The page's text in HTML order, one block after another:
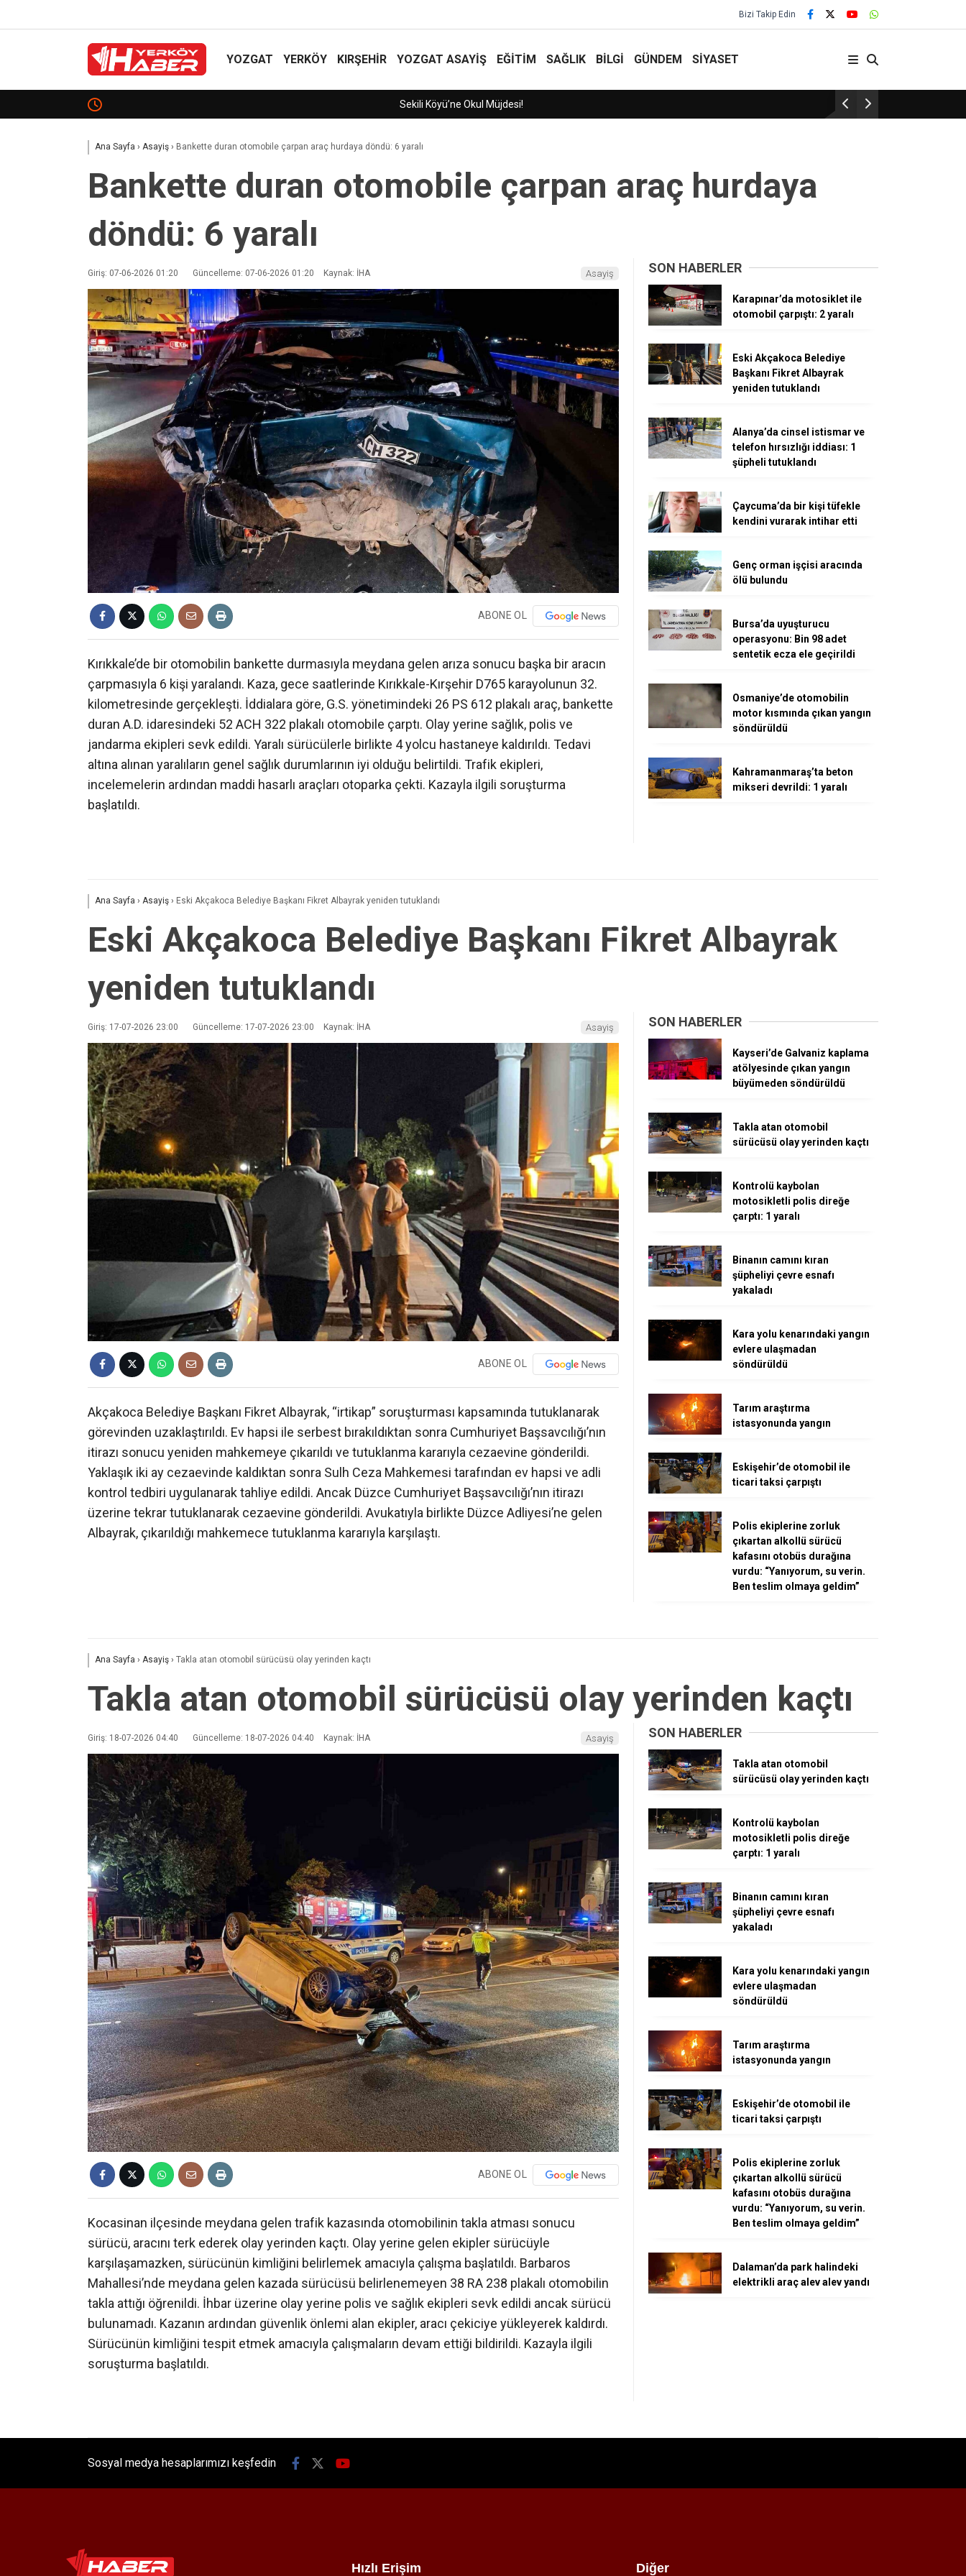
Bizi Takip Edin
YOZGAT YERKÖY KIRŞEHİR YOZGAT ASAYIŞ EĞİTİM SAĞLIK BİLGİ GÜNDEM SİYASET
29 Yıllık Gelenek Sürüyor!
Ana Sayfa › Asayiş › Bankette duran otomobile çarpan araç hurdaya döndü: 6 yaralı
Bankette duran otomobile çarpan araç hurdaya
döndü: 6 yaralı
Giriş: 07-06-2026 01:20 Güncelleme: 07-06-2026 01:20 Kaynak: İHA Asayiş
ABONE OL
Kırıkkale’de bir otomobilin bankette durmasıyla meydana gelen arıza sonucu başka bir aracın
çarpmasıyla 6 kişi yaralandı. Kaza, gece saatlerinde Kırıkkale-Kırşehir D765 karayolunun 32.
kilometresinde gerçekleşti. İddialara göre, G.S. yönetimindeki 26 PS 612 plakalı araç, bankette
duran A.D. idaresindeki 52 ACH 322 plakalı otomobile çarptı. Olay yerine sağlık, polis ve
jandarma ekipleri sevk edildi. Yaralı sürücülerle birlikte 4 yolcu hastaneye kaldırıldı. Tedavi
altına alınan yaralıların genel sağlık durumlarının iyi olduğu belirtildi. Trafik ekipleri,
incelemelerin ardından maddi hasarlı araçları otoparka çekti. Kazayla ilgili soruşturma
başlatıldı.
SON HABERLER
Karapınar’da motosiklet ile
otomobil çarpıştı: 2 yaralı
Eski Akçakoca Belediye
Başkanı Fikret Albayrak
yeniden tutuklandı
Alanya’da cinsel istismar ve
telefon hırsızlığı iddiası: 1
şüpheli tutuklandı
Çaycuma’da bir kişi tüfekle
kendini vurarak intihar etti
Genç orman işçisi aracında
ölü bulundu
Bursa’da uyuşturucu
operasyonu: Bin 98 adet
sentetik ecza ele geçirildi
Osmaniye’de otomobilin
motor kısmında çıkan yangın
söndürüldü
Kahramanmaraş’ta beton
mikseri devrildi: 1 yaralı
Ana Sayfa › Asayiş › Eski Akçakoca Belediye Başkanı Fikret Albayrak yeniden tutuklandı
Eski Akçakoca Belediye Başkanı Fikret Albayrak
yeniden tutuklandı
Giriş: 17-07-2026 23:00 Güncelleme: 17-07-2026 23:00 Kaynak: İHA Asayiş
ABONE OL
Akçakoca Belediye Başkanı Fikret Albayrak, “irtikap” soruşturması kapsamında tutuklanarak
görevinden uzaklaştırıldı. Ev hapsi ile serbest bırakıldıktan sonra Cumhuriyet Başsavcılığı’nın
itirazı sonucu yeniden mahkemeye çıkarıldı ve tutuklanma kararıyla cezaevine gönderildi.
Yaklaşık iki ay cezaevinde kaldıktan sonra Sulh Ceza Mahkemesi tarafından ev hapsi ve adli
kontrol tedbiri uygulanarak tahliye edildi. Ancak Düzce Cumhuriyet Başsavcılığı’nın itirazı
üzerine tekrar tutuklanarak cezaevine gönderildi. Avukatıyla birlikte Düzce Adliyesi’ne gelen
Albayrak, çıkarıldığı mahkemece tutuklanma kararıyla karşılaştı.
SON HABERLER
Kayseri’de Galvaniz kaplama
atölyesinde çıkan yangın
büyümeden söndürüldü
Takla atan otomobil
sürücüsü olay yerinden kaçtı
Kontrolü kaybolan
motosikletli polis direğe
çarptı: 1 yaralı
Binanın camını kıran
şüpheliyi çevre esnafı
yakaladı
Kara yolu kenarındaki yangın
evlere ulaşmadan
söndürüldü
Tarım araştırma
istasyonunda yangın
Eskişehir’de otomobil ile
ticari taksi çarpıştı
Polis ekiplerine zorluk
çıkartan alkollü sürücü
kafasını otobüs durağına
vurdu: “Yanıyorum, su verin.
Ben teslim olmaya geldim”
Ana Sayfa › Asayiş › Takla atan otomobil sürücüsü olay yerinden kaçtı
Takla atan otomobil sürücüsü olay yerinden kaçtı
Giriş: 18-07-2026 04:40 Güncelleme: 18-07-2026 04:40 Kaynak: İHA Asayiş
ABONE OL
Kocasinan ilçesinde meydana gelen trafik kazasında otomobilinin takla atması sonucu
sürücü, aracını terk ederek olay yerinden kaçtı. Olay yerine gelen ekipler sürücüyle
karşılaşamazken, sürücünün kimliğini belirlemek amacıyla çalışma başlatıldı. Barbaros
Mahallesi’nde meydana gelen kazada sürücüsü belirlenemeyen 38 RA 238 plakalı otomobilin
takla attığı öğrenildi. İhbar üzerine olay yerine polis ve sağlık ekipleri sevk edildi ancak sürücü
bulunamadı. Kazanın ardından güvenlik önlemi alan ekipler, aracı çekiciye yükleyerek kaldırdı.
Sürücünün kimliğini tespit etmek amacıyla çalışmaların devam ettiği bildirildi. Kazayla ilgili
soruşturma başlatıldı.
SON HABERLER
Takla atan otomobil
sürücüsü olay yerinden kaçtı
Kontrolü kaybolan
motosikletli polis direğe
çarptı: 1 yaralı
Binanın camını kıran
şüpheliyi çevre esnafı
yakaladı
Kara yolu kenarındaki yangın
evlere ulaşmadan
söndürüldü
Tarım araştırma
istasyonunda yangın
Eskişehir’de otomobil ile
ticari taksi çarpıştı
Polis ekiplerine zorluk
çıkartan alkollü sürücü
kafasını otobüs durağına
vurdu: “Yanıyorum, su verin.
Ben teslim olmaya geldim”
Dalaman’da park halindeki
elektrikli araç alev alev yandı
Sosyal medya hesaplarımızı keşfedin
Hızlı Erişim Diğer